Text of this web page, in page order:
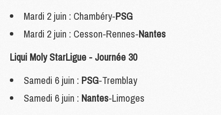
Mardi 2 juin : Chambéry-PSG
Mardi 2 juin : Cesson-Rennes-Nantes
Liqui Moly StarLigue - Journée 30
Samedi 6 juin : PSG-Tremblay
Samedi 6 juin : Nantes-Limoges